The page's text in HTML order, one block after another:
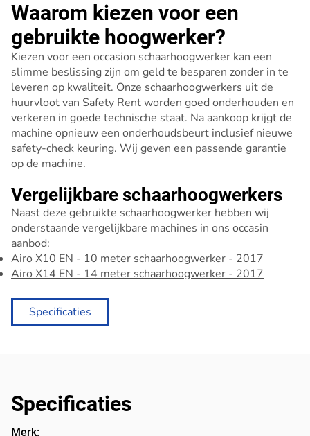
Waarom kiezen voor een
gebruikte hoogwerker?
Kiezen voor een occasion schaarhoogwerker kan een
slimme beslissing zijn om geld te besparen zonder in te
leveren op kwaliteit. Onze schaarhoogwerkers uit de
huurvloot van Safety Rent worden goed onderhouden en
verkeren in goede technische staat. Na aankoop krijgt de
machine opnieuw een onderhoudsbeurt inclusief nieuwe
safety-check keuring. Wij geven een passende garantie
op de machine.
Vergelijkbare schaarhoogwerkers
Naast deze gebruikte schaarhoogwerker hebben wij
onderstaande vergelijkbare machines in ons occasin
aanbod:
Airo X10 EN - 10 meter schaarhoogwerker - 2017
Airo X14 EN - 14 meter schaarhoogwerker - 2017
Specificaties
Specificaties
Merk: